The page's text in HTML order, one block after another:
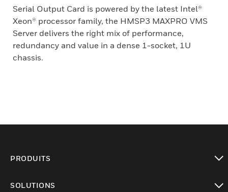
Serial Output Card is powered by the latest Intel®
Xeon® processor family, the HMSP3 MAXPRO VMS
Server delivers the right mix of performance,
redundancy and value in a dense 1-socket, 1U
chassis.
PRODUITS
SOLUTIONS